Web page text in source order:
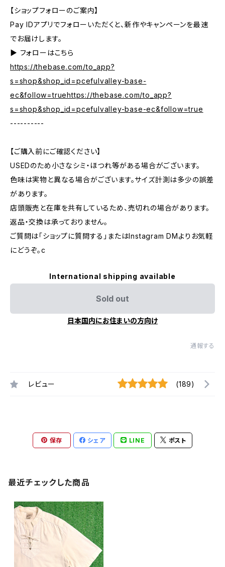
【ショップフォローのご案内】
Pay IDアプリでフォローいただくと、新作やキャンペーンを最速
でお届けします。
▶︎ フォローはこちら
https://thebase.com/to_app?
s=shop&shop_id=pcefulvalley-base-
ec&follow=truehttps://thebase.com/to_app?
s=shop&shop_id=pcefulvalley-base-ec&follow=true
----------
【ご購入前にご確認ください】
USEDのため小さなシミ・ほつれ等がある場合がございます。
色味は実物と異なる場合がございます。サイズ計測は多少の誤差
があります。
店頭販売と在庫を共有しているため、売切れの場合があります。
返品・交換は承っておりません。
ご質問は「ショップに質問する」またはInstagram DMよりお気軽
にどうぞ。c
International shipping available
Sold out
日本国内にお住まいの方向け
通報する
レビュー (189)
保存 シェア LINE ポスト
最近チェックした商品